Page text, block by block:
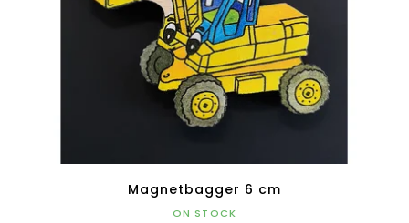
Magnetbagger 6 cm
ON STOCK